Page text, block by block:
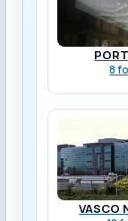
8
VASCO